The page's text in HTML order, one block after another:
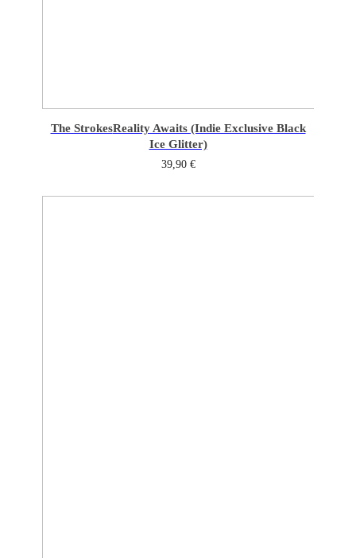
The StrokesReality Awaits (Indie Exclusive Black
Ice Glitter)
39,90 €